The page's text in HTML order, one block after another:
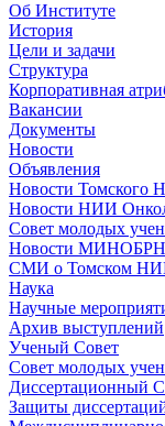
Об Институте
История
Цели и задачи
Структура
Корпоративная
Вакансии
Документы
Новости
Объявления
Новости
Новости НИИ
Совет молодых
Новости
СМИ о Томском
Наука
Научные
Архив выступлений
Ученый Совет
Совет молодых
Диссертационный
Защиты